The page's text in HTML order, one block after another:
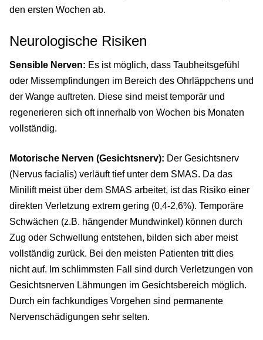
den ersten Wochen ab.
Neurologische Risiken
Sensible Nerven: Es ist möglich, dass Taubheitsgefühl
oder Missempfindungen im Bereich des Ohrläppchens und
der Wange auftreten. Diese sind meist temporär und
regenerieren sich oft innerhalb von Wochen bis Monaten
vollständig.
Motorische Nerven (Gesichtsnerv): Der Gesichtsnerv
(Nervus facialis) verläuft tief unter dem SMAS. Da das
Minilift meist über dem SMAS arbeitet, ist das Risiko einer
direkten Verletzung extrem gering (0,4-2,6%). Temporäre
Schwächen (z.B. hängender Mundwinkel) können durch
Zug oder Schwellung entstehen, bilden sich aber meist
vollständig zurück. Bei den meisten Patienten tritt dies
nicht auf. Im schlimmsten Fall sind durch Verletzungen von
Gesichtsnerven Lähmungen im Gesichtsbereich möglich.
Durch ein fachkundiges Vorgehen sind permanente
Nervenschädigungen sehr selten.